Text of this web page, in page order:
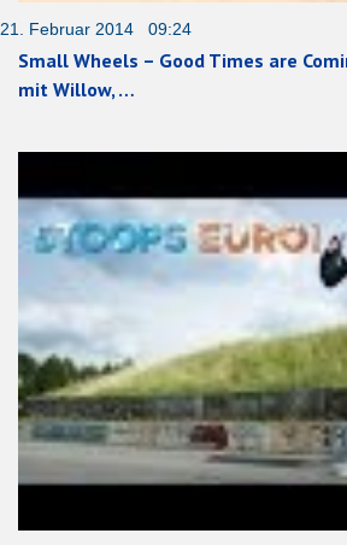
21. Februar 2014 09:24
Small Wheels – Good Times are
mit Willow, …